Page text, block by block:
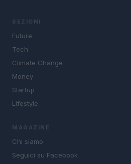
SEZIONI
Future
Tech
Climate Change
Money
Startup
Lifestyle
MAGAZINE
Chi siamo
Seguici su Facebook